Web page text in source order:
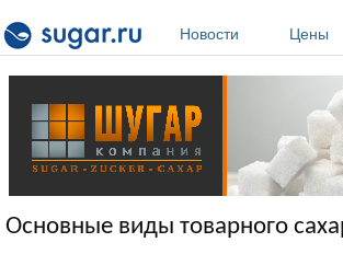
Новости
Цены
Основные виды товарного